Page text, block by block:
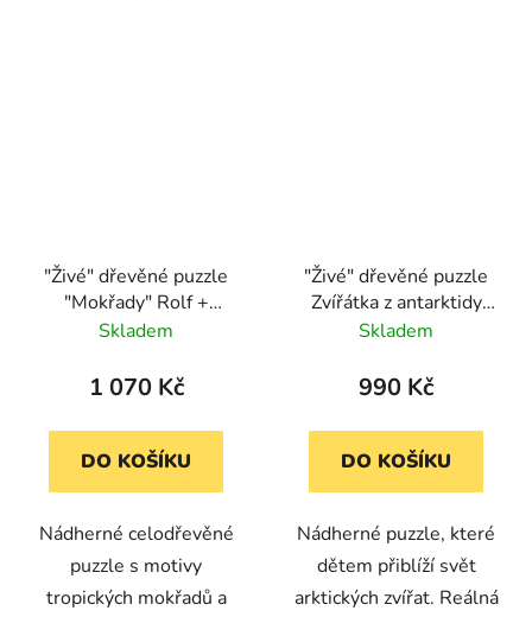
"Živé" dřevěné puzzle
"Mokřady" Rolf +
aplikace k oživnutí
Skladem
1 070 Kč
DO KOŠÍKU
Nádherné celodřevěné
puzzle s motivy
tropických mokřadů a
"Živé" dřevěné puzzle
Zvířátka z antarktidy
Rolf + aplikace k
Skladem
990 Kč
DO KOŠÍKU
Nádherné puzzle, které
dětem přiblíží svět
arktických zvířat. Reálná